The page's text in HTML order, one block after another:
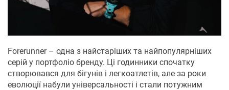
Forerunner – одна з найстаріших та найпопулярніших
серій у портфоліо бренду. Ці годинники спочатку
створювався для бігунів і легкоатлетів, але за роки
еволюції набули універсальності і стали потужним